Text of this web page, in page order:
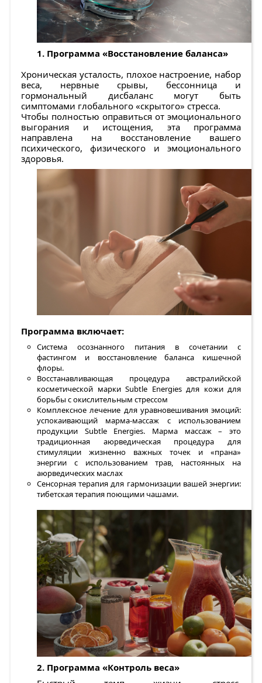
1. Программа «Восстановление баланса»
Хроническая усталость, плохое настроение, набор
веса, нервные срывы, бессонница и
гормональный дисбаланс могут быть
симптомами глобального «скрытого» стресса.
Чтобы полностью оправиться от эмоционального
выгорания и истощения, эта программа
направлена на восстановление вашего
психического, физического и эмоционального
здоровья.
Программа включает:
Система осознанного питания в сочетании с
фастингом и восстановление баланса кишечной
флоры.
Восстанавливающая процедура австралийской
косметической марки Subtle Energies для кожи для
борьбы с окислительным стрессом
Комплексное лечение для уравновешивания эмоций:
успокаивающий марма-массаж с использованием
продукции Subtle Energies. Марма массаж – это
традиционная аюрведическая процедура для
стимуляции жизненно важных точек и «прана»
энергии с использованием трав, настоянных на
аюрведических маслах
Сенсорная терапия для гармонизации вашей энергии:
тибетская терапия поющими чашами.
2. Программа «Контроль веса»